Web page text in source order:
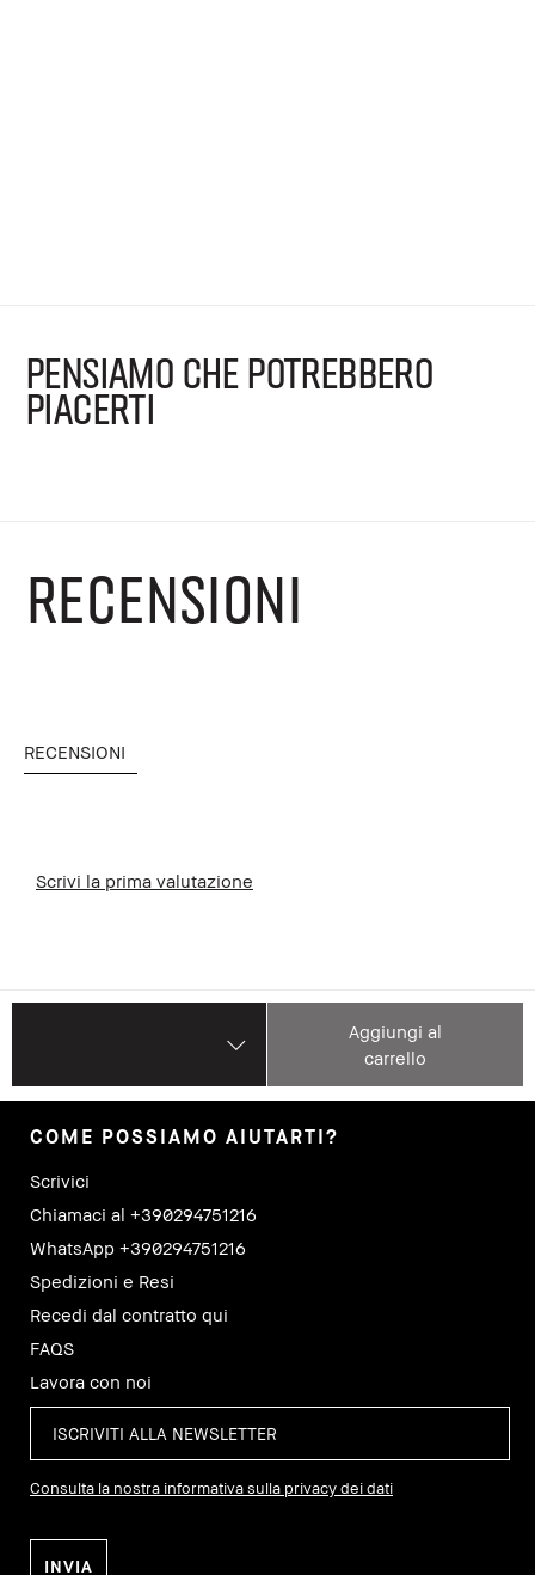
PENSIAMO CHE POTREBBERO
PIACERTI
RECENSIONI
RECENSIONI
Scrivi la prima valutazione
Aggiungi al
carrello
COME POSSIAMO AIUTARTI?
Scrivici
Chiamaci al +390294751216
WhatsApp +390294751216
Spedizioni e Resi
Recedi dal contratto qui
FAQS
Lavora con noi
Consulta la nostra informativa sulla privacy dei dati